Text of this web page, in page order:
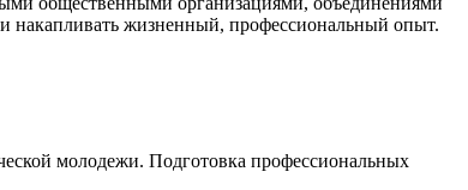
накапливать жизненный, профессиональный опыт.
молодежи. Подготовка профессиональных